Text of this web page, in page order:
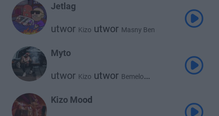
Jetlag
utwor Kizo utwor Masny Ben
Myto
utwor Kizo utwor Bemelo
Kizo Mood